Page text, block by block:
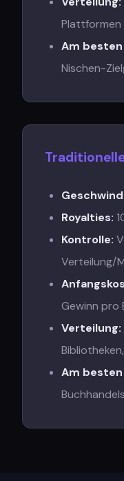
Plattformen
Am
Nischen-
Royalties:
Kontrolle:
Verteilung/
Gewinn pro
Verteilung:
Am